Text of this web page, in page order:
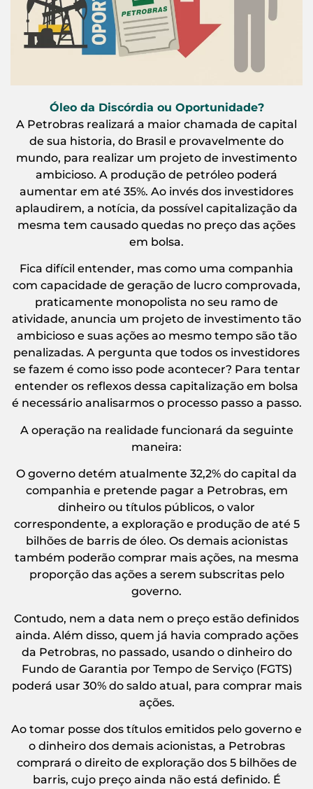
Óleo da Discórdia ou Oportunidade?
A Petrobras realizará a maior chamada de capital
de sua historia, do Brasil e provavelmente do
mundo, para realizar um projeto de investimento
ambicioso. A produção de petróleo poderá
aumentar em até 35%. Ao invés dos investidores
aplaudirem, a notícia, da possível capitalização da
mesma tem causado quedas no preço das ações
em bolsa.
Fica difícil entender, mas como uma companhia
com capacidade de geração de lucro comprovada,
praticamente monopolista no seu ramo de
atividade, anuncia um projeto de investimento tão
ambicioso e suas ações ao mesmo tempo são tão
penalizadas. A pergunta que todos os investidores
se fazem é como isso pode acontecer? Para tentar
entender os reflexos dessa capitalização em bolsa
é necessário analisarmos o processo passo a passo.
A operação na realidade funcionará da seguinte
maneira:
O governo detém atualmente 32,2% do capital da
companhia e pretende pagar a Petrobras, em
dinheiro ou títulos públicos, o valor
correspondente, a exploração e produção de até 5
bilhões de barris de óleo. Os demais acionistas
também poderão comprar mais ações, na mesma
proporção das ações a serem subscritas pelo
governo.
Contudo, nem a data nem o preço estão definidos
ainda. Além disso, quem já havia comprado ações
da Petrobras, no passado, usando o dinheiro do
Fundo de Garantia por Tempo de Serviço (FGTS)
poderá usar 30% do saldo atual, para comprar mais
ações.
Ao tomar posse dos títulos emitidos pelo governo e
o dinheiro dos demais acionistas, a Petrobras
comprará o direito de exploração dos 5 bilhões de
barris, cujo preço ainda não está definido. É